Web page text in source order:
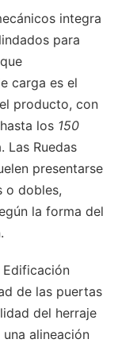
integra
para
carga es el
producto, con
los 150
Las Ruedas
presentarse
o dobles,
la forma del
Edificación
de las puertas
del herraje
alineación